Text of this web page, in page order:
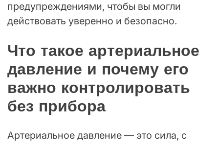
предупреждениями, чтобы вы могли
действовать уверенно и безопасно.
Что такое артериальное
давление и почему его
важно контролировать
без прибора
Артериальное давление — это сила, с